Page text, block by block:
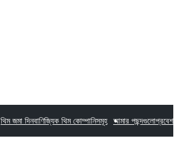
থিম জমা দিনবাণিজ্যিক থিম কোম্পানিসমূহ আমার পছন্দগুলোপ্রবেশ